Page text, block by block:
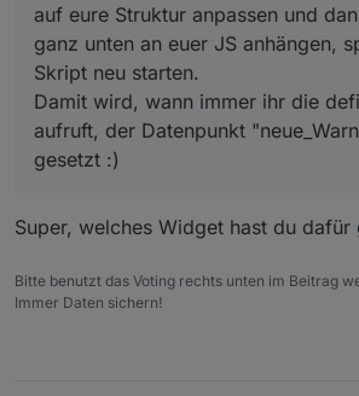
auf eure Struktur anpassen und
ganz unten an euer JS anhängen,
Skript neu starten.
Damit wird, wann immer ihr die
aufruft, der Datenpunkt
gesetzt :)
Super, welches Widget hast du dafür
Bitte benutzt das Voting rechts unten im Beitrag
Immer Daten sichern!